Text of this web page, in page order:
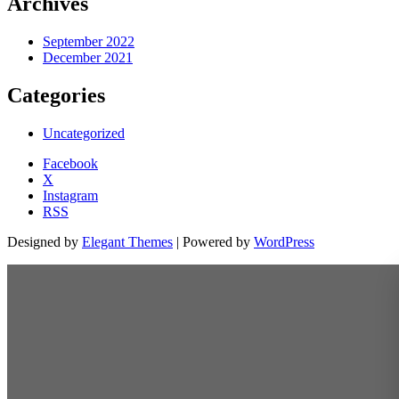
September 2022
December 2021
Categories
Uncategorized
Facebook
X
Instagram
RSS
Designed by Elegant Themes | Powered by WordPress